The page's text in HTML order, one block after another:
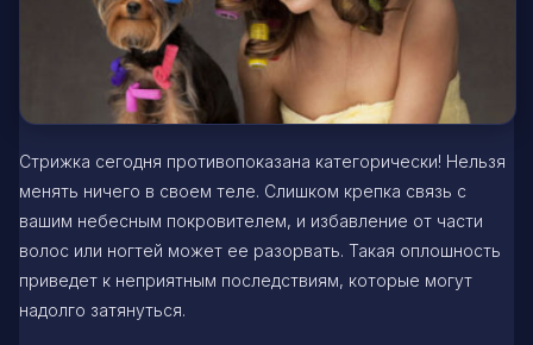
Стрижка сегодня противопоказана категорически! Нельзя
менять ничего в своем теле. Слишком крепка связь с
вашим небесным покровителем, и избавление от части
волос или ногтей может ее разорвать. Такая оплошность
приведет к неприятным последствиям, которые могут
надолго затянуться.